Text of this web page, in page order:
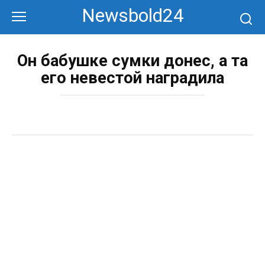
контенту
Newsbold24
Он бабушке сумки донес, а та
его невестой наградила